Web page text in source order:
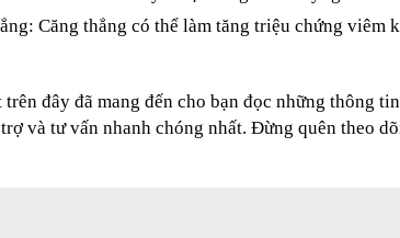
Căng thẳng có thể làm tăng triệu chứng
đây đã mang đến cho bạn đọc những thông
và tư vấn nhanh chóng nhất. Đừng quên theo